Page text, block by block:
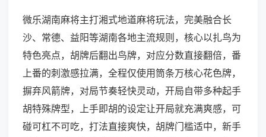
微乐湖南麻将主打湘式地道麻将玩法，完美融合长
沙、常德、益阳等湖南各地主流规则，核心以扎鸟为
特色亮点，胡牌后翻出鸟牌，对应分数直接翻倍，番
上番的刺激感拉满，全程仅使用筒条万核心花色牌，
摒弃风箭牌，对局节奏轻快灵动，开局自带多种起手
胡特殊牌型，上手即胡的设定让开局就充满爽感，可
碰可杠不可吃，打法直接爽快，胡牌门槛适中，新手